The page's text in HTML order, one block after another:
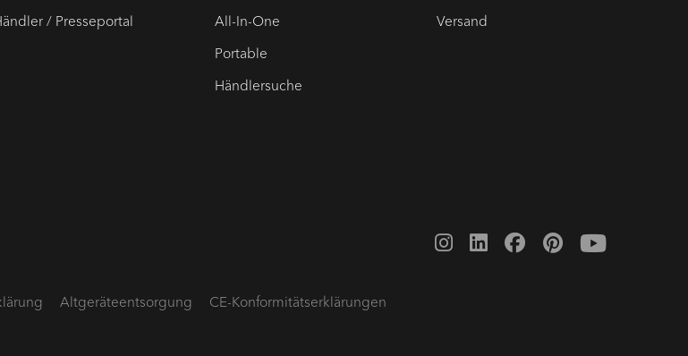
/ Presseportal
All-In-One
Portable
Händlersuche
Versand
Altgeräte­entsorgung CE-Konformitätserklärungen